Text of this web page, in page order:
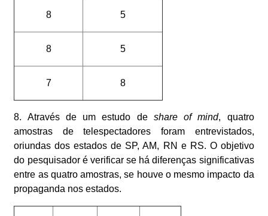
8 5
8 5
7 8
8. Através de um estudo de share of mind, quatro
amostras de telespectadores foram entrevistados,
oriundas dos estados de SP, AM, RN e RS. O objetivo
do pesquisador é verificar se há diferenças significativas
entre as quatro amostras, se houve o mesmo impacto da
propaganda nos estados.